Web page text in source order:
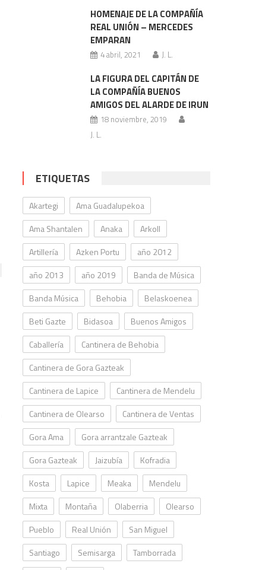
HOMENAJE DE LA COMPAÑÍA
REAL UNIÓN – MERCEDES
EMPARAN
4 abril, 2021 J. L.
LA FIGURA DEL CAPITÁN DE
LA COMPAÑÍA BUENOS
AMIGOS DEL ALARDE DE IRUN
18 noviembre, 2019
J. L.
ETIQUETAS
Akartegi
Ama Guadalupekoa
Ama Shantalen
Anaka
Arkoll
Artillería
Azken Portu
año 2012
año 2013
año 2019
Banda de Música
Banda Música
Behobia
Belaskoenea
Beti Gazte
Bidasoa
Buenos Amigos
Caballería
Cantinera de Behobia
Cantinera de Gora Gazteak
Cantinera de Lapice
Cantinera de Mendelu
Cantinera de Olearso
Cantinera de Ventas
Gora Ama
Gora arrantzale Gazteak
Gora Gazteak
Jaizubía
Kofradia
Kosta
Lapice Meaka
Mendelu
Mixta
Montaña Olaberria
Olearso
Pueblo
Real Unión
San Miguel
Santiago
Semisarga
Tamborrada